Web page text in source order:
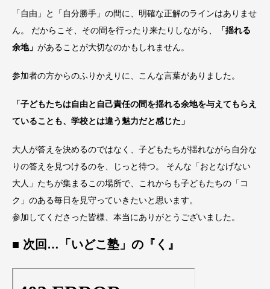
「自由」と「自分勝手」の間に、明確な正解のラインはありませ
ん。 だからこそ、その間を行ったり来たりしながら、
「揺れる
余地」 があることが大切なのかもしれません。
参加者の方からのふりかえりに、こんな言葉がありました。
「子どもたちは自由と自己責任の間を揺れる余地を与えてもらえ
ていることも、学校とは違う魅力だと感じた」
大人が答えを決めるのではなく、子どもたちが揺れながら自分な
りの答えを見つけるのを、じっと待つ。 そんな「おとなげない
大人」たちが集まるこの場所で、これからも子どもたちの「コ
ク」のある毎日を見守っていきたいと思います。
参加してくださった皆様、本当にありがとうございました。
■ 次回…「いどこ塾」の『く』